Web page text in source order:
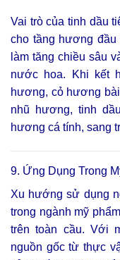
Vai trò của tinh dầu
cho tầng hương
làm tăng chiều sâu
nước hoa. Khi kết
hương, cỏ hương
nhũ hương, tinh
hương cá tính, sang
9. Ứng Dụng Trong
Xu hướng sử dụng
trong ngành mỹ
trên toàn cầu. Với
nguồn gốc từ thực